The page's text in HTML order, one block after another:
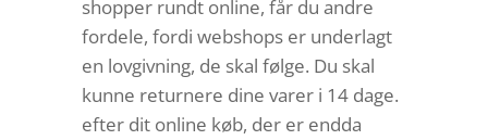
shopper rundt online, får du andre
fordele, fordi webshops er underlagt
en lovgivning, de skal følge. Du skal
kunne returnere dine varer i 14 dage.
efter dit online køb, der er endda